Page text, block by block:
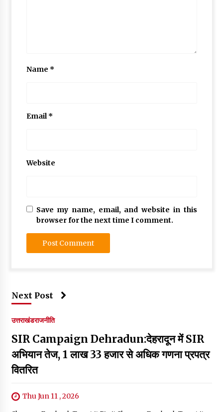
Name *
Email*
Website
Save my name, email, and website in this
browser for the next time I comment.
Next Post
उत्तराखंडराजनीति
SIR Campaign Dehradun:देहरादून में SIR
अभियान तेज, 1 लाख 33 हजार से अधिक गणना प्रपत्र
वितरित
Thu Jun 11 , 2026